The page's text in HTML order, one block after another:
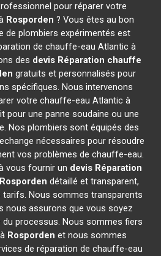
pour réparer votre
Rosporden ? Vous êtes au bon
de plombiers expérimentés est
de chauffe-eau Atlantic à
des devis Réparation chauffe
gratuits et personnalisés pour
spécifiques. Nous intervenons
votre chauffe-eau Atlantic à
pour une panne soudaine ou une
Nos plombiers sont équipés des
nécessaires pour résoudre
vos problèmes de chauffe-eau.
vous fournir un devis Réparation
Rosporden détaillé et transparent,
tarifs. Nous sommes transparents
nous assurons que vous soyez
processus. Nous sommes fiers
Rosporden et nous sommes
de réparation de chauffe-eau